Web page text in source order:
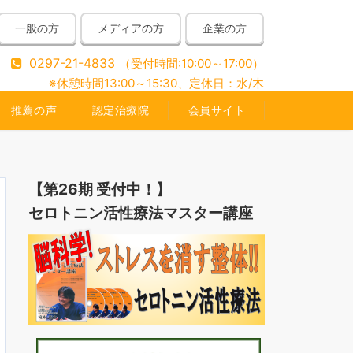
一般の方 メディアの方 企業の方
0297-21-4833
（受付時間:10:00～17:00）
※休憩時間13:00～15:30、定休日：水/木
推薦の声 認定治療院 会員サイト
【第26期 受付中！】
セロトニン活性療法マスター講座